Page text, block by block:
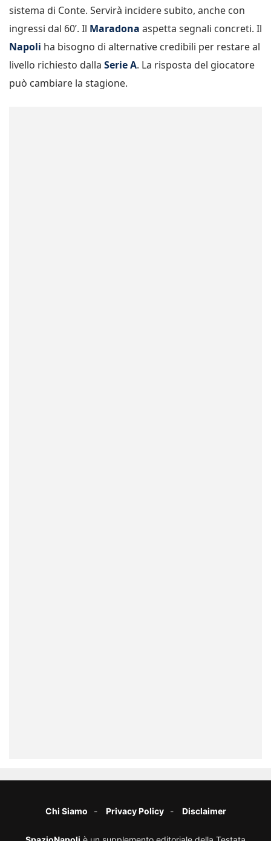
sistema di Conte. Servirà incidere subito, anche con
ingressi dal 60’. Il Maradona aspetta segnali concreti. Il
Napoli ha bisogno di alternative credibili per restare al
livello richiesto dalla Serie A. La risposta del giocatore
può cambiare la stagione.
Chi Siamo Privacy Policy Disclaimer